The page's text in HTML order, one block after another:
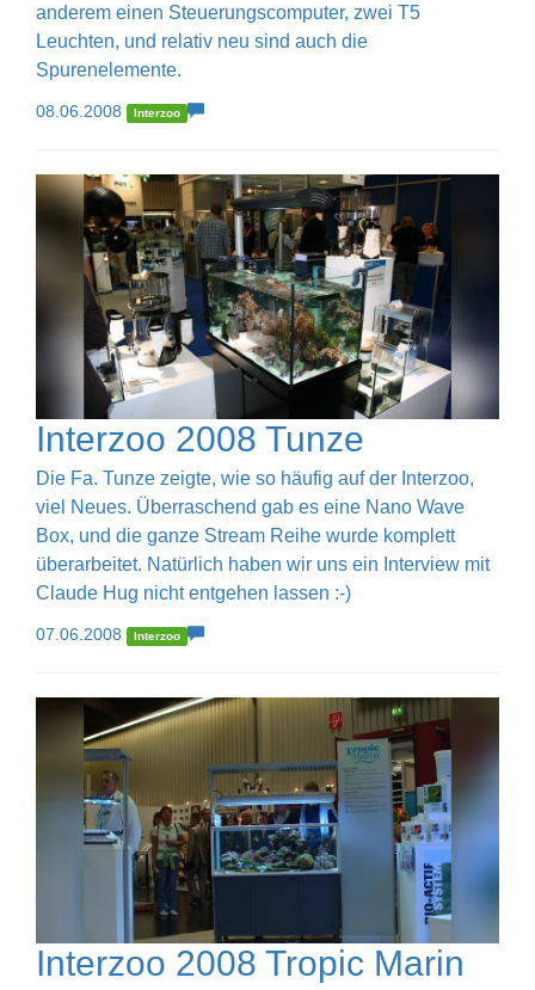
anderem einen Steuerungscomputer, zwei T5
Leuchten, und relativ neu sind auch die
Spurenelemente.
08.06.2008 Interzoo
Interzoo 2008 Tunze
Die Fa. Tunze zeigte, wie so häufig auf der Interzoo,
viel Neues. Überraschend gab es eine Nano Wave
Box, und die ganze Stream Reihe wurde komplett
überarbeitet. Natürlich haben wir uns ein Interview mit
Claude Hug nicht entgehen lassen :-)
07.06.2008 Interzoo
Interzoo 2008 Tropic Marin